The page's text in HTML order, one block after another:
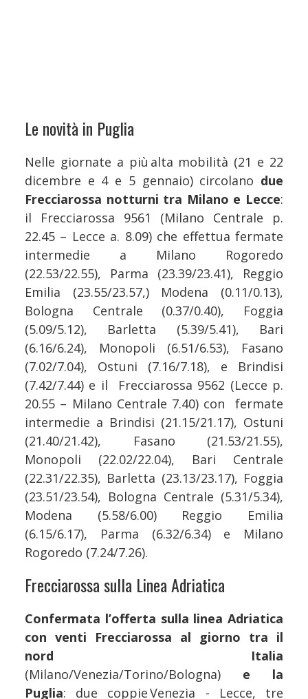
Le novità in Puglia
Nelle giornate a più alta mobilità (21 e 22
dicembre e 4 e 5 gennaio) circolano due
Frecciarossa notturni tra Milano e Lecce:
il Frecciarossa 9561 (Milano Centrale p.
22.45 – Lecce a. 8.09) che effettua fermate
intermedie a Milano Rogoredo
(22.53/22.55), Parma (23.39/23.41), Reggio
Emilia (23.55/23.57,) Modena (0.11/0.13),
Bologna Centrale (0.37/0.40), Foggia
(5.09/5.12), Barletta (5.39/5.41), Bari
(6.16/6.24), Monopoli (6.51/6.53), Fasano
(7.02/7.04), Ostuni (7.16/7.18), e Brindisi
(7.42/7.44) e il Frecciarossa 9562 (Lecce p.
20.55 – Milano Centrale 7.40) con fermate
intermedie a Brindisi (21.15/21.17), Ostuni
(21.40/21.42), Fasano (21.53/21.55),
Monopoli (22.02/22.04), Bari Centrale
(22.31/22.35), Barletta (23.13/23.17), Foggia
(23.51/23.54), Bologna Centrale (5.31/5.34),
Modena (5.58/6.00) Reggio Emilia
(6.15/6.17), Parma (6.32/6.34) e Milano
Rogoredo (7.24/7.26).
Frecciarossa sulla Linea Adriatica
Confermata l’offerta sulla linea Adriatica
con venti Frecciarossa al giorno tra il
nord Italia
(Milano/Venezia/Torino/Bologna) e la
Puglia: due coppie Venezia - Lecce, tre